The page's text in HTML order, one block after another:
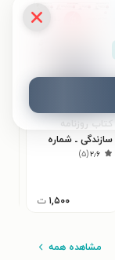
کتاب روزنامه
سازندگی ـ شماره
۴۸۶ ـ ۱۰ مهر ۹۸۲٫۶(۵)
۱,۵۰۰ ت
مشاهده همه